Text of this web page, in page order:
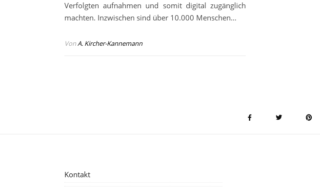
Verfolgten aufnahmen und somit digital zugänglich
machten. Inzwischen sind über 10.000 Menschen…
VonA. Kircher-Kannemann
Kontakt